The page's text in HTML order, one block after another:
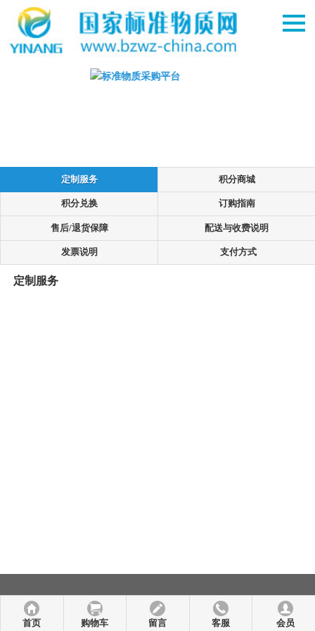
定制服务 积分商城
积分兑换 订购指南
售后/退货保障 配送与收费说明
发票说明 支付方式
定制服务
首页 购物车 留言 客服 会员